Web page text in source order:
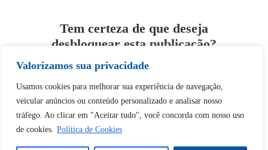
Valorizamos sua privacidade
Usamos cookies para melhorar sua experiência de navegação,
veicular anúncios ou conteúdo personalizado e analisar nosso
tráfego. Ao clicar em "Aceitar tudo", você concorda com nosso uso
de cookies. Política de Cookies
Tem certeza de que deseja
desbloquear esta publicação?
Sim Não